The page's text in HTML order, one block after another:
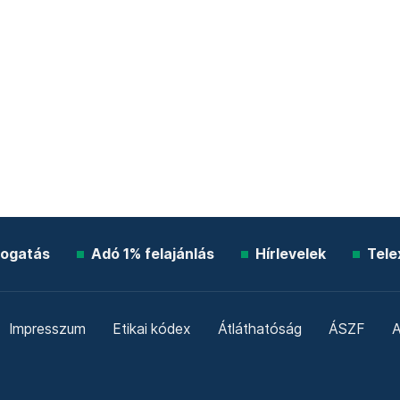
Adó 1% felajánlás Hírlevelek
Impresszum Etikai kódex Átláthatóság ÁSZF